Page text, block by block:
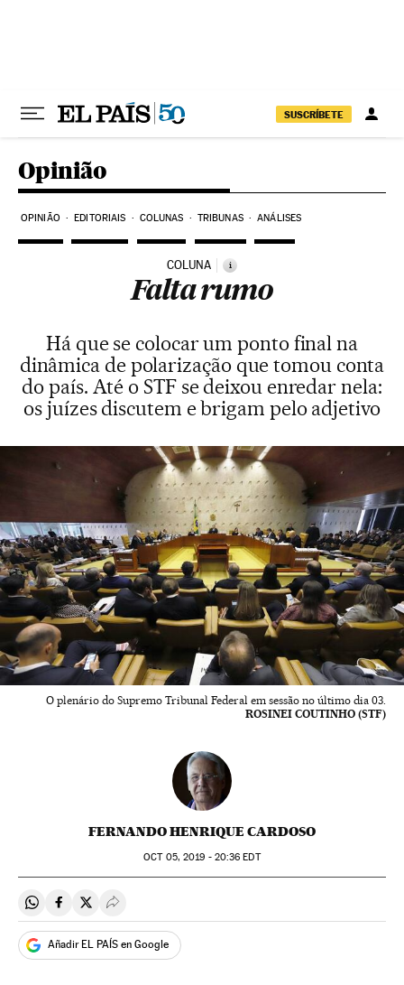
SUSCRÍBETE
Opinião
OPINIÃO EDITORIAIS COLUNAS TRIBUNAS ANÁLISES
COLUNA i
Falta rumo
Há que se colocar um ponto final na
dinâmica de polarização que tomou conta
do país. Até o STF se deixou enredar nela:
os juízes discutem e brigam pelo adjetivo
O plenário do Supremo Tribunal Federal em sessão no último dia 03.
ROSINEI COUTINHO (STF)
FERNANDO HENRIQUE CARDOSO
OCT05, 2019 - 20:36 EDT
Compartir en Whatsapp
Compartir en Facebook
Compartir en Twitter
Desplegar Redes Sociales
Añadir EL PAÍS en Google